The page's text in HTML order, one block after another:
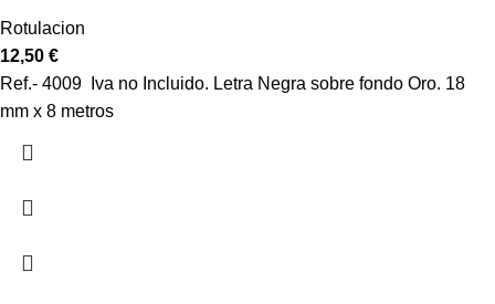
Rotulacion
12,50 €
Ref.- 4009 Iva no Incluido. Letra Negra sobre fondo Oro. 18
mm x 8 metros